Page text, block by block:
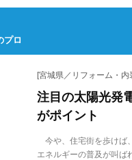
プロ
[宮城県／リフォーム・内
注目の太陽光発
がポイント
今や、住宅街を歩けば
エネルギーの普及が叫ば